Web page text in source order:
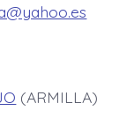
(ARMILLA)